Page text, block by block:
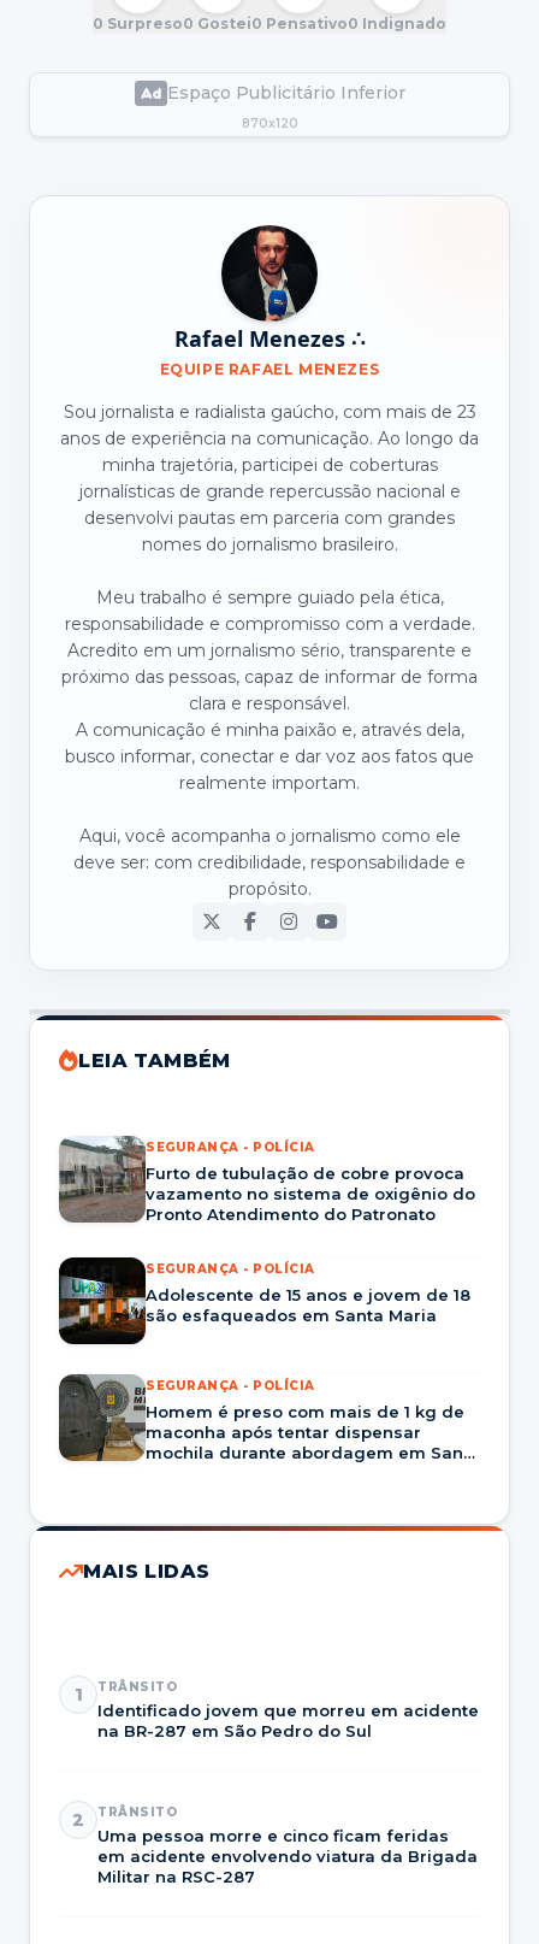
0 Surpreso0 Gostei0 Pensativo0 Indignado
Espaço Publicitário Inferior
870x120
Rafael Menezes ∴
EQUIPE RAFAEL MENEZES
Sou jornalista e radialista gaúcho, com mais de 23
anos de experiência na comunicação. Ao longo da
minha trajetória, participei de coberturas
jornalísticas de grande repercussão nacional e
desenvolvi pautas em parceria com grandes
nomes do jornalismo brasileiro.
Meu trabalho é sempre guiado pela ética,
responsabilidade e compromisso com a verdade.
Acredito em um jornalismo sério, transparente e
próximo das pessoas, capaz de informar de forma
clara e responsável.
A comunicação é minha paixão e, através dela,
busco informar, conectar e dar voz aos fatos que
realmente importam.
Aqui, você acompanha o jornalismo como ele
deve ser: com credibilidade, responsabilidade e
propósito.
LEIA TAMBÉM
SEGURANÇA - POLÍCIA
Furto de tubulação de cobre provoca
vazamento no sistema de oxigênio do
Pronto Atendimento do Patronato
SEGURANÇA - POLÍCIA
Adolescente de 15 anos e jovem de 18
são esfaqueados em Santa Maria
SEGURANÇA - POLÍCIA
Homem é preso com mais de 1 kg de
maconha após tentar dispensar
mochila durante abordagem em Santa
MAIS LIDAS
1 TRÂNSITO
Identificado jovem que morreu em acidente
na BR-287 em São Pedro do Sul
2 TRÂNSITO
Uma pessoa morre e cinco ficam feridas
em acidente envolvendo viatura da Brigada
Militar na RSC-287